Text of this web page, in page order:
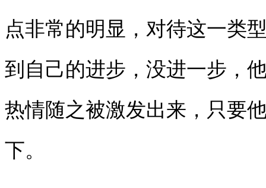
点非常的明显，对待这一类
到自己的进步，没进一步，
热情随之被激发出来，只要
下。